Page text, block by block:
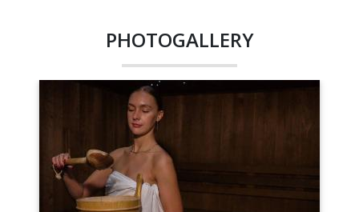
PHOTOGALLERY